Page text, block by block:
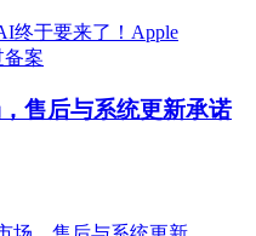
售后与系统更新承诺